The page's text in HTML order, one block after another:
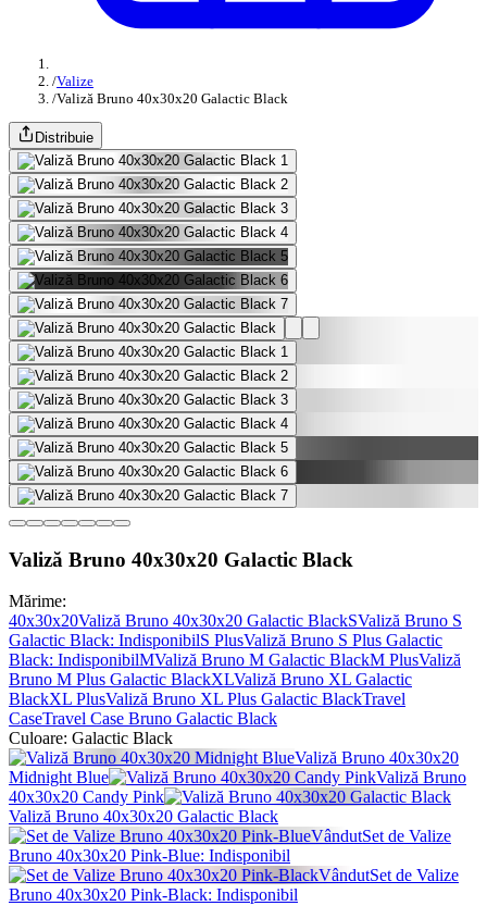
/Valize
/Valiză Bruno 40x30x20 Galactic Black
Distribuie
Valiză Bruno 40x30x20 Galactic Black
Mărime:
40x30x20Valiză Bruno 40x30x20 Galactic BlackSValiză Bruno S
Galactic Black: IndisponibilS PlusValiză Bruno S Plus Galactic
Black: IndisponibilMValiză Bruno M Galactic BlackM PlusValiză
Bruno M Plus Galactic BlackXLValiză Bruno XL Galactic
BlackXL PlusValiză Bruno XL Plus Galactic BlackTravel
CaseTravel Case Bruno Galactic Black
Culoare: Galactic Black
Valiză Bruno 40x30x20
Midnight Blue
Valiză Bruno
40x30x20 Candy Pink
Valiză Bruno 40x30x20 Galactic Black
VândutSet de Valize
Bruno 40x30x20 Pink-Blue: Indisponibil
VândutSet de Valize
Bruno 40x30x20 Pink-Black: Indisponibil